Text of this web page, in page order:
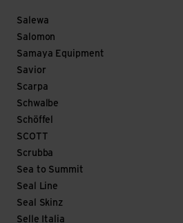
Salewa
Salomon
Samaya Equipment
Savior
Scarpa
Schwalbe
Schöffel
SCOTT
Scrubba
Sea to Summit
Seal Line
Seal Skinz
Selle Italia